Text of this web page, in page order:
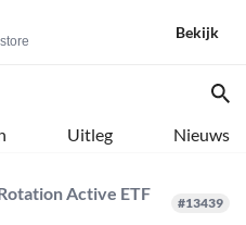
Bekijk
Uitleg Nieuws
Active ETF
#13439